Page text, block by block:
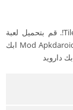
اجمع الكتل والمباراة الثلاثية لتحدي نفسك في Tile Master!. قم بتحميل لعبة
تحميل لعبة Tile Master® - Classic Match الآن مجاناً من Mod Apkdaroid ابك